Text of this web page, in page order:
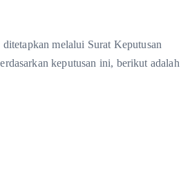
melalui Surat Keputusan
keputusan ini, berikut adalah